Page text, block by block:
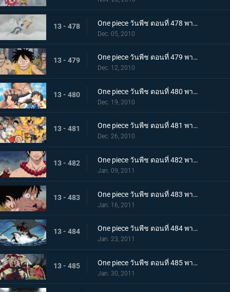
13 - 478 One piece วันพีช ตอนที่ 478 พากย์ไทย เพื่อคำสัญญา!! การปะทะของ ลูฟี่ กับ โคบี้
Dec. 05, 2010
13 - 479 One piece วันพีช ตอนที่ 479 พากย์ไทย แท่นประหารอยู่แค่เอื้อม! ทางไปหาเอสเปิดออกแล้ว!!
Dec. 12, 2010
13 - 480 One piece วันพีช ตอนที่ 480 พากย์ไทย บนเส้นทางที่แตกต่างกัน! ลูฟี่ ปะทะ การ์ป
Dec. 19, 2010
13 - 481 One piece วันพีช ตอนที่ 481 พากย์ไทย ช่วยเอสสำเร็จ!!! คำสั่งสุดท้ายของหนวดขาว!
Dec. 26, 2010
13 - 482 One piece วันพีช ตอนที่ 482 พากย์ไทย พลังที่แผดเผาได้แม้แต่ไฟ การไล่ล่าอย่างโหดเหี้ยมของอาคาอินุ
Jan. 09, 2011
13 - 483 One piece วันพีช ตอนที่ 483 พากย์ไทย ตามหาคำตอบ เอสหมัดอัคคีตายในสนามรบ
Jan. 16, 2011
13 - 484 One piece วันพีช ตอนที่ 484 พากย์ไทย ศูนย์ใหญ่พินาศ! ความโกรธของหนวดขาวที่ไร้ซึ่งคำพูดใดๆ!
Jan. 23, 2011
13 - 485 One piece วันพีช ตอนที่ 485 พากย์ไทย สะสางความแค้น หนวดขาว ปะทะ กลุ่มโจรสลัดหนวดดำ
Jan. 30, 2011